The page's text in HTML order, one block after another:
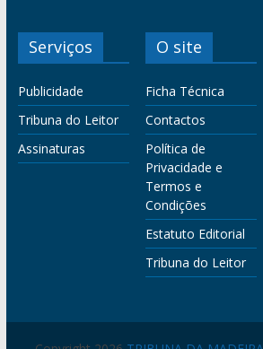
Serviços
Publicidade
Tribuna do Leitor
Assinaturas
O site
Ficha Técnica
Contactos
Política de
Privacidade e
Termos e
Condições
Estatuto Editorial
Tribuna do Leitor